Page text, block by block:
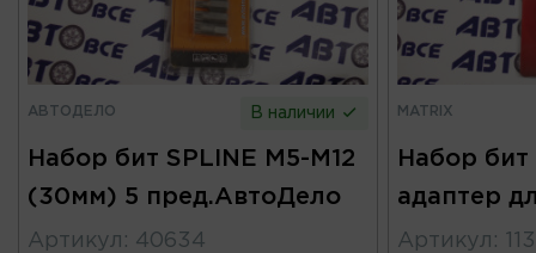
АВТОДЕЛО В наличии
Набор бит SPLINE M5-M12
(30мм) 5 пред.АвтоДело
Артикул : 40634
MATRIX
Набор
адаптер
Артикул :